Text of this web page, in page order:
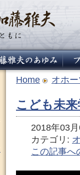
Home オホ
こども未
2018年03
カテゴリ:
この記事へ